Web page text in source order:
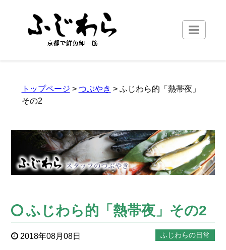
トップページ > つぶやき > ふじわら的「熱帯夜」
その2
ふじわら的「熱帯夜」その2
2018年08月08日 ふじわらの日常